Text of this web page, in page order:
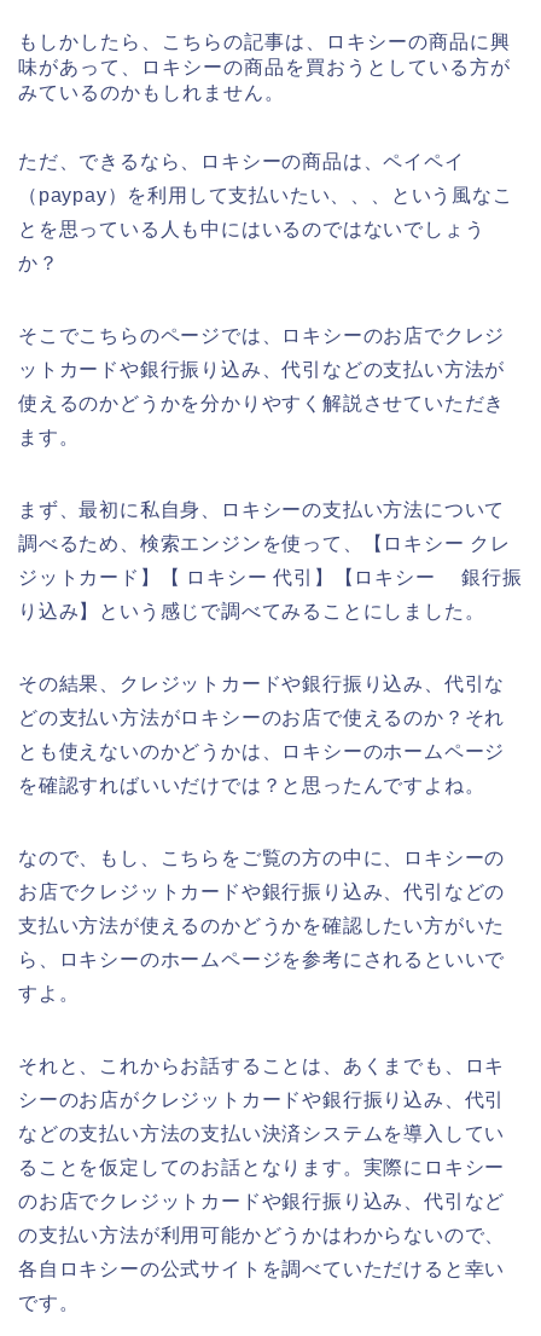
もしかしたら、こちらの記事は、ロキシーの商品に興
味があって、ロキシーの商品を買おうとしている方が
みているのかもしれません。
ただ、できるなら、ロキシーの商品は、ペイペイ
（paypay）を利用して支払いたい、、、という風なこ
とを思っている人も中にはいるのではないでしょう
か？
そこでこちらのページでは、ロキシーのお店でクレジ
ットカードや銀行振り込み、代引などの支払い方法が
使えるのかどうかを分かりやすく解説させていただき
ます。
まず、最初に私自身、ロキシーの支払い方法について
調べるため、検索エンジンを使って、【ロキシー クレ
ジットカード】【 ロキシー 代引】【ロキシー 銀行振
り込み】という感じで調べてみることにしました。
その結果、クレジットカードや銀行振り込み、代引な
どの支払い方法がロキシーのお店で使えるのか？それ
とも使えないのかどうかは、ロキシーのホームページ
を確認すればいいだけでは？と思ったんですよね。
なので、もし、こちらをご覧の方の中に、ロキシーの
お店でクレジットカードや銀行振り込み、代引などの
支払い方法が使えるのかどうかを確認したい方がいた
ら、ロキシーのホームページを参考にされるといいで
すよ。
それと、これからお話することは、あくまでも、ロキ
シーのお店がクレジットカードや銀行振り込み、代引
などの支払い方法の支払い決済システムを導入してい
ることを仮定してのお話となります。実際にロキシー
のお店でクレジットカードや銀行振り込み、代引など
の支払い方法が利用可能かどうかはわからないので、
各自ロキシーの公式サイトを調べていただけると幸い
です。